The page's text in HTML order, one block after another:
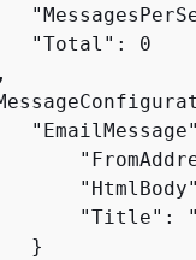
"Total": 0
"Title":
}